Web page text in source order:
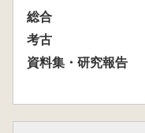
総合
考古
資料集・研究報告